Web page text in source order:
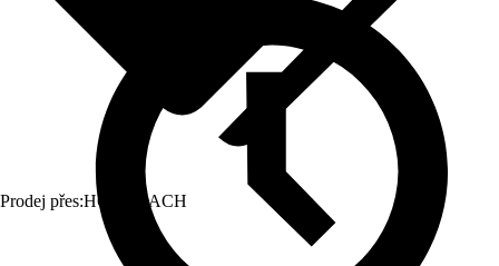
Prodej přes:HORNBACH